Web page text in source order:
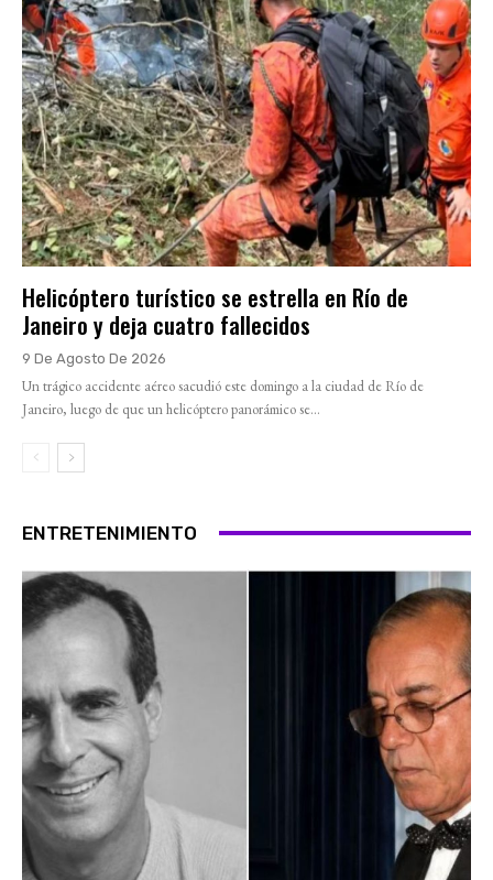
Helicóptero turístico se estrella en Río de
Janeiro y deja cuatro fallecidos
9 De Agosto De 2026
Un trágico accidente aéreo sacudió este domingo a la ciudad de Río de
Janeiro, luego de que un helicóptero panorámico se...
ENTRETENIMIENTO